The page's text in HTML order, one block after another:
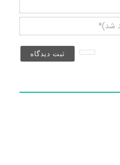
(منتشر